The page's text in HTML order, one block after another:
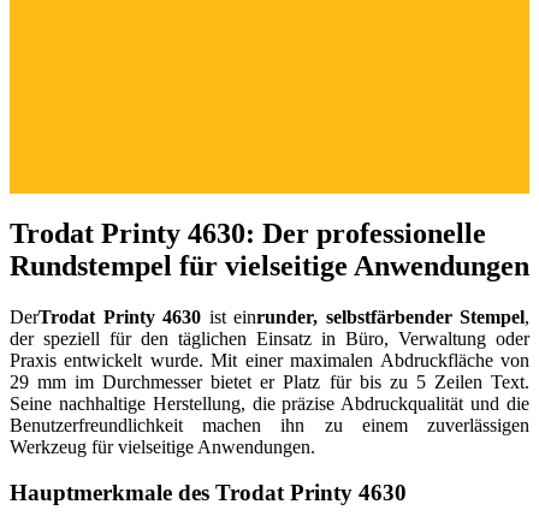
Trodat Printy 4630: Der professionelle
Rundstempel für vielseitige Anwendungen
DerTrodat Printy 4630 ist einrunder, selbstfärbender Stempel,
der speziell für den täglichen Einsatz in Büro, Verwaltung oder
Praxis entwickelt wurde. Mit einer maximalen Abdruckfläche von
29 mm im Durchmesser bietet er Platz für bis zu 5 Zeilen Text.
Seine nachhaltige Herstellung, die präzise Abdruckqualität und die
Benutzerfreundlichkeit machen ihn zu einem zuverlässigen
Werkzeug für vielseitige Anwendungen.
Hauptmerkmale des Trodat Printy 4630